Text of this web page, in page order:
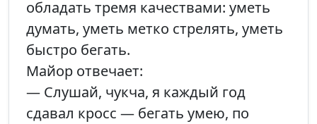
обладать тремя качествами: уметь
думать, уметь метко стрелять, уметь
быстро бегать.
Майор отвечает:
— Слушай, чукча, я каждый год
сдавал кросс — бегать умею, по